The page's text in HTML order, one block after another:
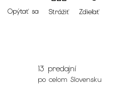
Opýtať sa Strážiť Zdieľať
13 predajní
po celom Slovensku